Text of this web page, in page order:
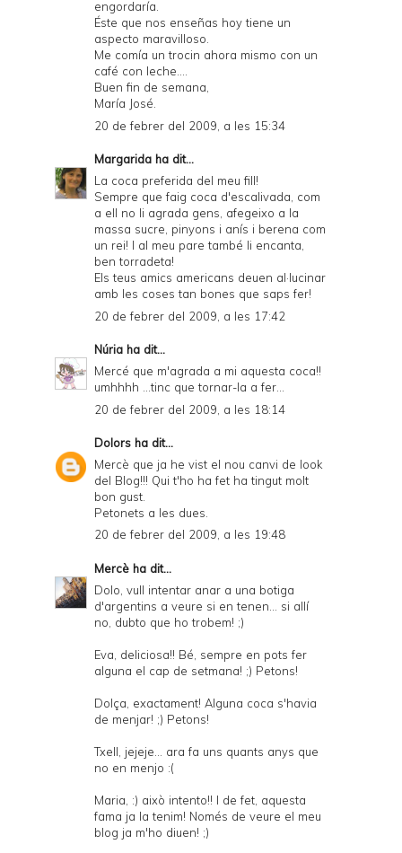
engordaría.
Éste que nos enseñas hoy tiene un
aspecto maravilloso.
Me comía un trocin ahora mismo con un
café con leche....
Buen fin de semana,
María José.
20 de febrer del 2009, a les 15:34
Margarida ha dit...
La coca preferida del meu fill!
Sempre que faig coca d'escalivada, com
a ell no li agrada gens, afegeixo a la
massa sucre, pinyons i anís i berena com
un rei! I al meu pare també li encanta,
ben torradeta!
Els teus amics americans deuen al·lucinar
amb les coses tan bones que saps fer!
20 de febrer del 2009, a les 17:42
Núria ha dit...
Mercé que m'agrada a mi aquesta coca!!
umhhhh ...tinc que tornar-la a fer...
20 de febrer del 2009, a les 18:14
Dolors ha dit...
Mercè que ja he vist el nou canvi de look
del Blog!!! Qui t'ho ha fet ha tingut molt
bon gust.
Petonets a les dues.
20 de febrer del 2009, a les 19:48
Mercè ha dit...
Dolo, vull intentar anar a una botiga
d'argentins a veure si en tenen... si allí
no, dubto que ho trobem! ;)
Eva, deliciosa!! Bé, sempre en pots fer
alguna el cap de setmana! ;) Petons!
Dolça, exactament! Alguna coca s'havia
de menjar! ;) Petons!
Txell, jejeje... ara fa uns quants anys que
no en menjo :(
Maria, :) això intento!! I de fet, aquesta
fama ja la tenim! Només de veure el meu
blog ja m'ho diuen! ;)